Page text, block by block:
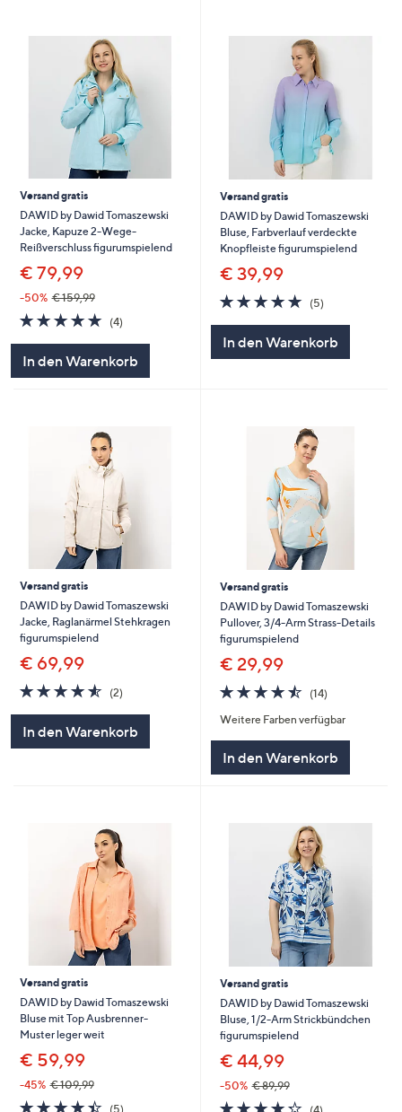
Versand gratis
DAWID by Dawid Tomaszewski
Jacke, Kapuze 2-Wege-
Reißverschluss figurumspielend
€ 79,99
-50% € 159,99
5.0
von
(4)4
In den Warenkorb
Versand gratis
DAWID by Dawid Tomaszewski
Bluse, Farbverlauf verdeckte
Knopfleiste figurumspielend
€ 39,99
5.0
von
(5)5
In den Warenkorb
Versand gratis
DAWID by Dawid Tomaszewski
Jacke, Raglanärmel Stehkragen
figurumspielend
€ 69,99
4.5
von
(2)2
In den Warenkorb
Versand gratis
DAWID by Dawid Tomaszewski
Pullover, 3/4-Arm Strass-Details
figurumspielend
€ 29,99
4.4
von
5
(14)14
Weitere Farben verfügbar
In den Warenkorb
Versand gratis
DAWID by Dawid Tomaszewski
Bluse mit Top Ausbrenner-
Muster leger weit
€ 59,99
-45% € 109,99
4.4
(5)5
Versand gratis
DAWID by Dawid Tomaszewski
Bluse, 1/2-Arm Strickbündchen
figurumspielend
€ 44,99
-50% € 89,99
4.24